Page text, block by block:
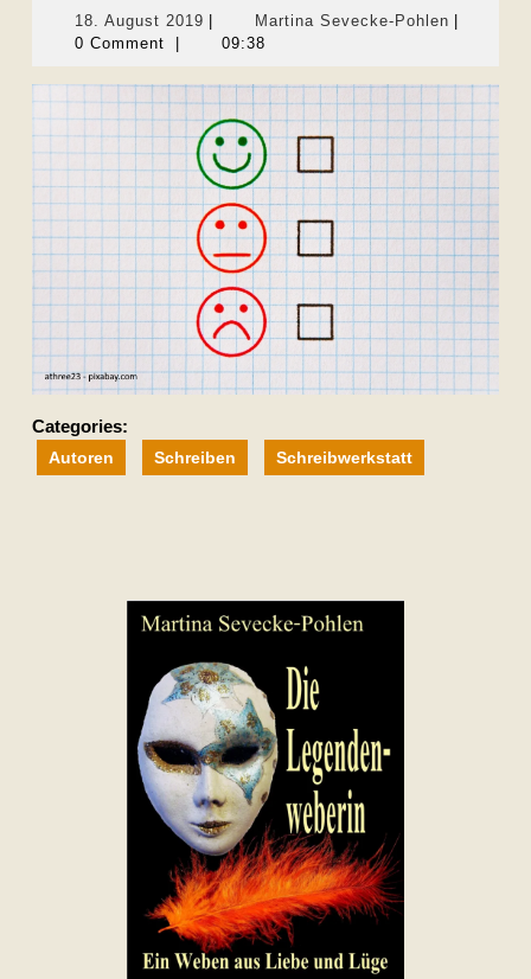
18. August 2019 18.
August
Martina Sevecke-PohlenMartina
0 Comment
09:38
Categories:
Autoren Schreiben Schreibwerkstatt